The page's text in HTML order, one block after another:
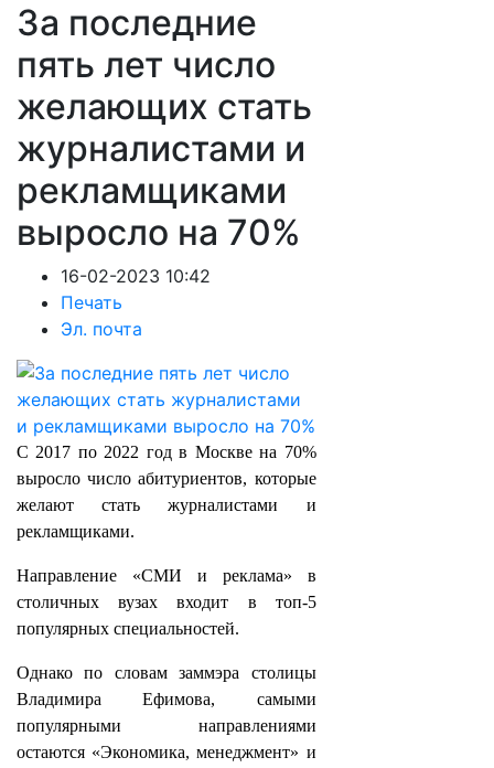
За последние
пять лет число
желающих стать
журналистами и
рекламщиками
выросло на 70%
16-02-2023 10:42
Печать
Эл. почта
С 2017 по 2022 год в Москве на 70%
выросло число абитуриентов, которые
желают стать журналистами и
рекламщиками.
Направление «СМИ и реклама» в
столичных вузах входит в топ-5
популярных специальностей.
Однако по словам заммэра столицы
Владимира Ефимова, самыми
популярными направлениями
остаются «Экономика, менеджмент» и